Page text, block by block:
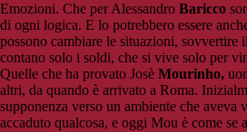
Emozioni. Che per Alessandro Baricco
di ogni logica. E lo potrebbero essere
possono cambiare le situazioni, sovvertire
contano solo i soldi, che si vive solo per
Quelle che ha provato Josè Mourinho,
altri, da quando è arrivato a Roma.
supponenza verso un ambiente che aveva
accaduto qualcosa, e oggi Mou è come se